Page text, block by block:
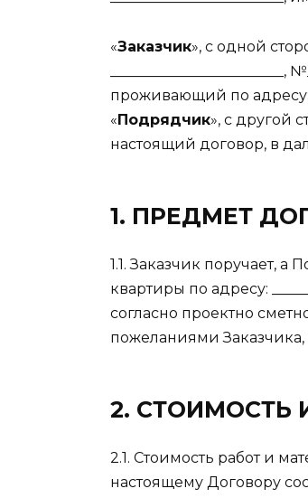
«Заказчик», с одной
проживающий по адресу:
«Подрядчик», с другой
настоящий договор, в
1. ПРЕДМЕТ
1.1. Заказчик поручает,
квартиры по адресу:
согласно проектно
пожеланиями
2. СТОИМОСТЬ
2.1. Стоимость работ и
настоящему Договору